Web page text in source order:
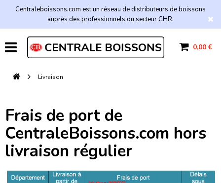
Centraleboissons.com est un réseau de distributeurs de boissons
auprès des professionnels du secteur CHR.
0,00 €
Livraison
Frais de port de
CentraleBoissons.com hors
livraison régulier